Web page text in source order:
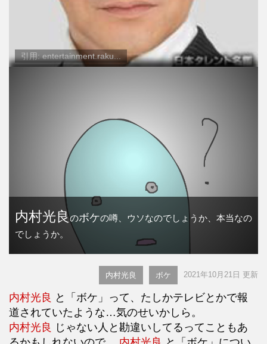
引用: entertainment.raku...
内村光良のボケの噂、ウソなのでしょうか、本当なの
でしょうか。
内村光良 ボケ 2021年10月21日 更新
内村光良 と「ボケ」って、たしかテレビとかで報
道されていたような…気のせいかしら。
内村光良 じゃない人と勘違いしてるってこともあ